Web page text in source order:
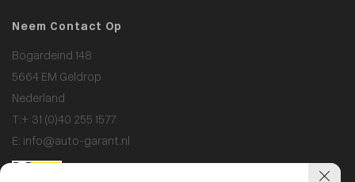
Neem Contact Op
Bogardeind 148
5664 EM Geldrop
Nederland
T:+ 31 (0)40 255 1577
E: info@auto-garant.nl